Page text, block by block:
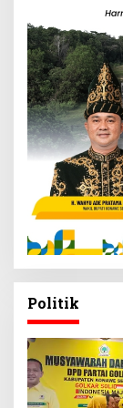
Politik